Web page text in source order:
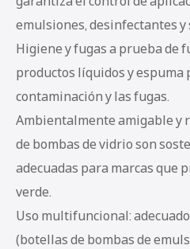
emulsiones, desinfectantes y
Higiene y fugas a prueba de
productos líquidos y espuma
contaminación y las fugas.
Ambientalmente amigable y
de bombas de vidrio son
adecuadas para marcas que
verde.
Uso multifuncional:
(botellas de bombas de